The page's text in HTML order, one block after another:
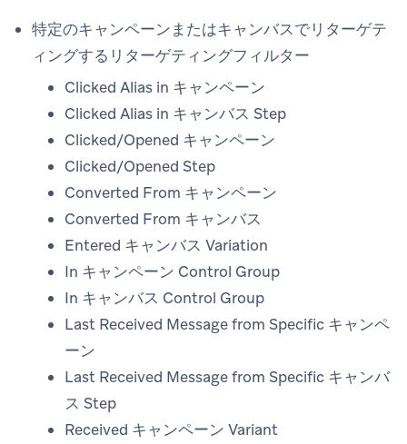
特定のキャンペーンまたはキャンバスでリターゲテ
ィングするリターゲティングフィルター
Clicked Alias in キャンペーン
Clicked Alias in キャンバス Step
Clicked/Opened キャンペーン
Clicked/Opened Step
Converted From キャンペーン
Converted From キャンバス
Entered キャンバス Variation
In キャンペーン Control Group
In キャンバス Control Group
Last Received Message from Specific キャンペ
ーン
Last Received Message from Specific キャンバ
ス Step
Received キャンペーン Variant